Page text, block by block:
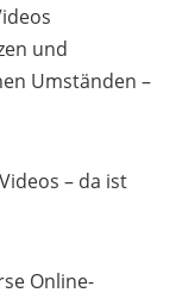
und
Umständen –
– da ist
Online-